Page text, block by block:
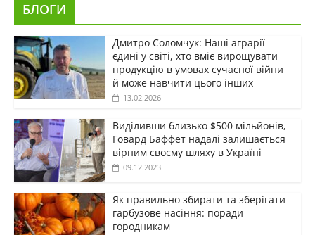
БЛОГИ
Дмитро Соломчук: Наші аграрії
єдині у світі, хто вміє вирощувати
продукцію в умовах сучасної війни
й може навчити цього інших
13.02.2026
Виділивши близько $500 мільйонів,
Говард Баффет надалі залишається
вірним своєму шляху в Україні
09.12.2023
Як правильно збирати та зберігати
гарбузове насіння: поради
городникам